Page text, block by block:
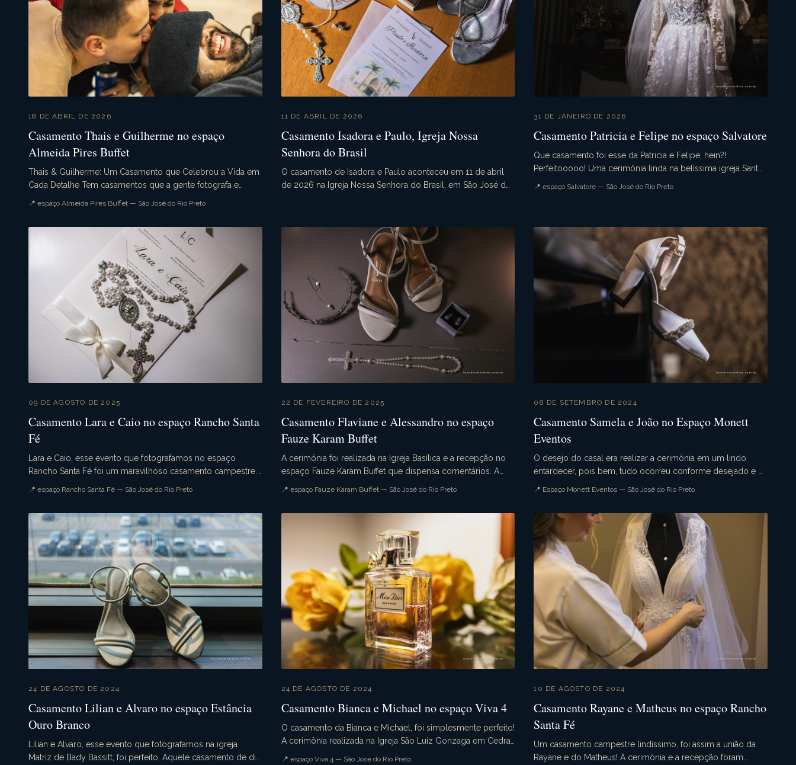
18 DE ABRIL DE 2026
Casamento Thais e Guilherme no espaço
Almeida Pires Buffet
Thais & Guilherme: Um Casamento que Celebrou a Vida em
Cada Detalhe Tem casamentos que a gente fotografa e
📍 espaço Almeida Pires Buffet — São José do Rio Preto
11 DE ABRIL DE 2026
Casamento Isadora e Paulo, Igreja Nossa
Senhora do Brasil
O casamento de Isadora e Paulo aconteceu em 11 de abril
de 2026 na Igreja Nossa Senhora do Brasil, em São José do
31 DE JANEIRO DE 2026
Casamento Patricia e Felipe no espaço Salvatore
Que casamento foi esse da Patricia e Felipe, hein?!
Perfeitooooo! Uma cerimônia linda na belíssima igreja Santo
📍 espaço Salvatore — São José do Rio Preto
09 DE AGOSTO DE 2025
Casamento Lara e Caio no espaço Rancho Santa
Fé
Lara e Caio, esse evento que fotografamos no espaço
Rancho Santa Fé foi um maravilhoso casamento campestre.
📍 espaço Rancho Santa Fé — São José do Rio Preto
22 DE FEVEREIRO DE 2025
Casamento Flaviane e Alessandro no espaço
Fauze Karam Buffet
A cerimônia foi realizada na Igreja Basílica e a recepção no
espaço Fauze Karam Buffet que dispensa comentários. A
📍 espaço Fauze Karam Buffet — São José do Rio Preto
08 DE SETEMBRO DE 2024
Casamento Samela e João no Espaço Monett
Eventos
O desejo do casal era realizar a cerimônia em um lindo
entardecer, pois bem, tudo ocorreu conforme desejado e o
📍 Espaço Monett Eventos — São José do Rio Preto
24 DE AGOSTO DE 2024
Casamento Lilian e Alvaro no espaço Estância
Ouro Branco
Lilian e Alvaro, esse evento que fotografamos na igreja
Matriz de Bady Bassitt, foi perfeito. Aquele casamento de dia
24 DE AGOSTO DE 2024
Casamento Bianca e Michael no espaço Viva 4
O casamento da Bianca e Michael, foi simplesmente perfeito!
A cerimônia realizada na Igreja São Luiz Gonzaga em Cedral
e a recepção na chácara viva 4. Muita ...
📍 espaço Viva 4 — São José do Rio Preto
10 DE AGOSTO DE 2024
Casamento Rayane e Matheus no espaço Rancho
Santa Fé
Um casamento campestre lindíssimo, foi assim a união da
Rayane e do Matheus! A cerimônia e a recepção foram